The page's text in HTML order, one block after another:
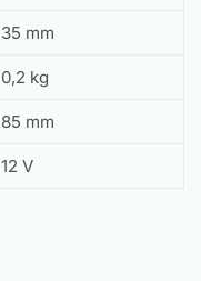
35 mm
0,2 kg
85 mm
12 V